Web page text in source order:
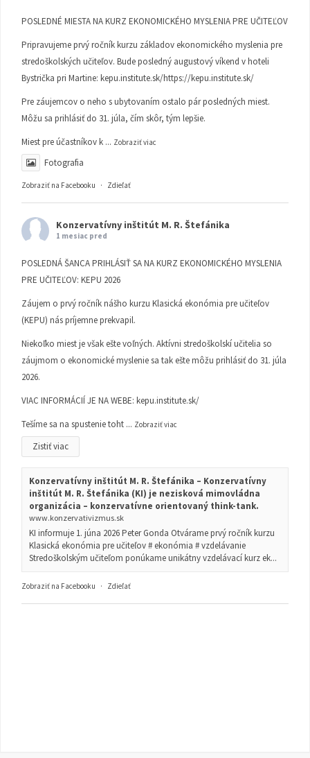
POSLEDNÉ MIESTA NA KURZ EKONOMICKÉHO MYSLENIA PRE UČITEĽOV
Pripravujeme prvý ročník kurzu základov ekonomického myslenia pre
stredoškolských učiteľov. Bude posledný augustový víkend v hoteli
Bystrička pri Martine: kepu.institute.sk/https://kepu.institute.sk/
Pre záujemcov o neho s ubytovaním ostalo pár posledných miest.
Môžu sa prihlásiť do 31. júla, čím skôr, tým lepšie.
Miest pre účastníkov k ... Zobraziť viac
Fotografia
Zobraziť na Facebooku · Zdieľať
Konzervatívny inštitút M. R. Štefánika
1 mesiac pred
POSLEDNÁ ŠANCA PRIHLÁSIŤ SA NA KURZ EKONOMICKÉHO MYSLENIA
PRE UČITEĽOV: KEPU 2026
Záujem o prvý ročník nášho kurzu Klasická ekonómia pre učiteľov
(KEPU) nás príjemne prekvapil.
Niekoľko miest je však ešte voľných. Aktívni stredoškolskí učitelia so
záujmom o ekonomické myslenie sa tak ešte môžu prihlásiť do 31. júla
2026.
VIAC INFORMÁCIÍ JE NA WEBE: kepu.institute.sk/
Tešíme sa na spustenie toht ... Zobraziť viac
Zistiť viac
Konzervatívny inštitút M. R. Štefánika – Konzervatívny
inštitút M. R. Štefánika (KI) je nezisková mimovládna
organizácia – konzervatívne orientovaný think-tank.
www.konzervativizmus.sk
KI informuje 1. júna 2026 Peter Gonda Otvárame prvý ročník kurzu
Klasická ekonómia pre učiteľov # ekonómia # vzdelávanie
Stredoškolským učiteľom ponúkame unikátny vzdelávací kurz ek...
Zobraziť na Facebooku · Zdieľať